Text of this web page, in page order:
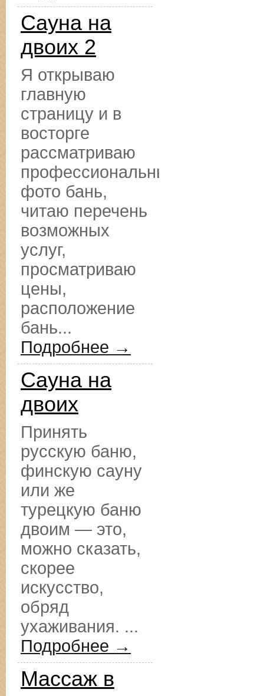
Сауна на
двоих 2
Я открываю
главную
страницу и в
восторге
рассматриваю
профессиональные
фото бань,
читаю перечень
возможных
услуг,
просматриваю
цены,
расположение
бань...
Подробнее →
Сауна на
двоих
Принять
русскую баню,
финскую сауну
или же
турецкую баню
двоим — это,
можно сказать,
скорее
искусство,
обряд
ухаживания. ...
Подробнее →
Массаж в